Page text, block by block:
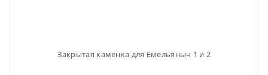
Закрытая каменка для Емельяныч 1 и 2